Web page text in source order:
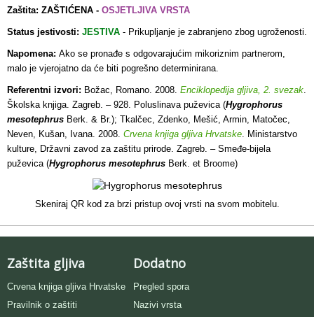
Zaštita: ZAŠTIĆENA - OSJETLJIVA VRSTA
Status jestivosti: JESTIVA - Prikupljanje je zabranjeno zbog ugroženosti.
Napomena: Ako se pronađe s odgovarajućim mikoriznim partnerom,
malo je vjerojatno da će biti pogrešno determinirana.
Referentni izvori: Božac, Romano. 2008. Enciklopedija gljiva, 2. svezak.
Školska knjiga. Zagreb. – 928. Poluslinava puževica (Hygrophorus
mesotephrus Berk. & Br.); Tkalčec, Zdenko, Mešić, Armin, Matočec,
Neven, Kušan, Ivana. 2008. Crvena knjiga gljiva Hrvatske. Ministarstvo
kulture, Državni zavod za zaštitu prirode. Zagreb. – Smeđe-bijela
puževica (Hygrophorus mesotephrus Berk. et Broome)
Skeniraj QR kod za brzi pristup ovoj vrsti na svom mobitelu.
Zaštita gljiva
Crvena knjiga gljiva Hrvatske
Pravilnik o zaštiti
Dodatno
Pregled spora
Nazivi vrsta